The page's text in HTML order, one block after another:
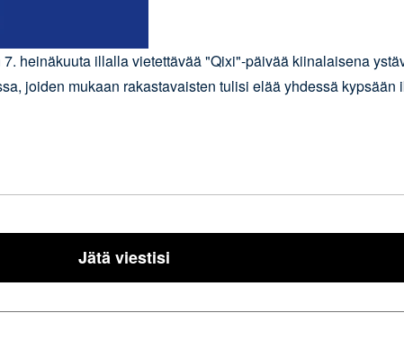
heinäkuuta illalla vietettävää "Qixi"-päivää kiinalaisena
joiden mukaan rakastavaisten tulisi elää yhdessä
Jätä viestisi